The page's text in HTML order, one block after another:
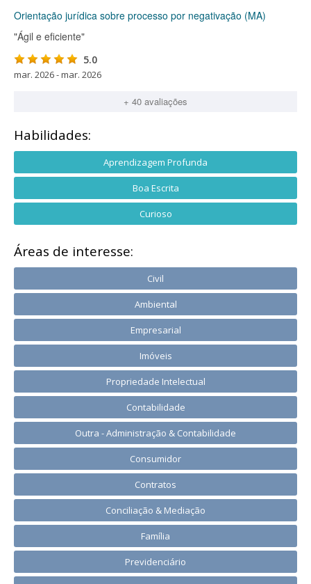
Orientação jurídica sobre processo por negativação (MA)
"Ágil e eficiente"
5.0
mar. 2026 - mar. 2026
+ 40 avaliações
Habilidades:
Aprendizagem Profunda
Boa Escrita
Curioso
Áreas de interesse:
Civil
Ambiental
Empresarial
Imóveis
Propriedade Intelectual
Contabilidade
Outra - Administração & Contabilidade
Consumidor
Contratos
Conciliação & Mediação
Família
Previdenciário